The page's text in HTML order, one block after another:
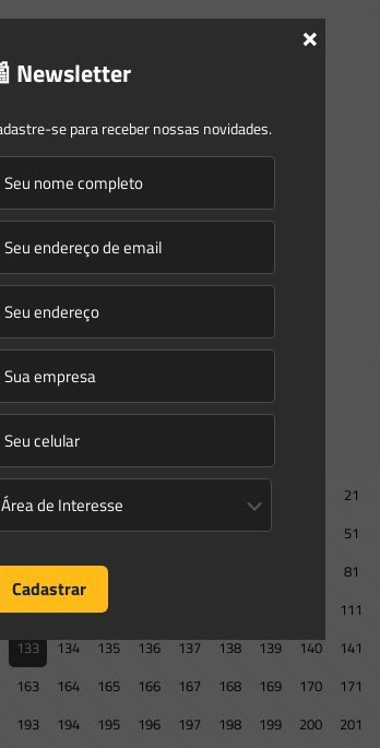
Read more
Advogados on 14/06/2018
| Âmbito Federal
No 9.406, DE 12 DE JUNHO DE 2018 –
o Decreto-Lei no 227, de 28 de fevereiro de
no 6.567, de 24 de setembro de
14 21
43 44 45 46 47 48 49 51
73 74 75 81
103 104 105 111
133 134 135 136 137 138 139 140 141
163 164 165 166 167 168 169 170 171
193 194 195 196 197 198 199 200 201
Newsletter
se para receber nossas novidades.
×